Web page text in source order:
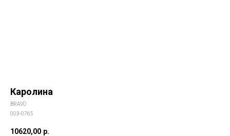
Каролина
BRAVO
003-0765
10620,00 р.